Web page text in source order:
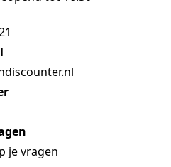
je vragen